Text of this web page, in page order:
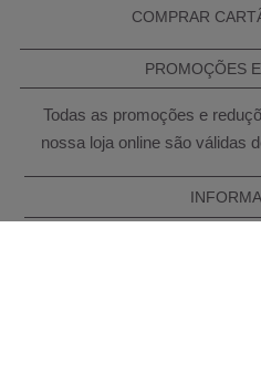
COMPRAR
PROMOÇÕES
Todas as promoções e
nossa loja online são válidas